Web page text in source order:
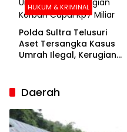
HUKUM & KRIMINAL
Polda Sultra Telusuri
Aset Tersangka Kasus
Umrah Ilegal, Kerugian
Daerah